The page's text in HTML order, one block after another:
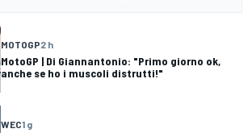
MOTOGP2 h
MotoGP | Di Giannantonio: "Primo giorno ok,
anche se ho i muscoli distrutti!"
WEC1 g